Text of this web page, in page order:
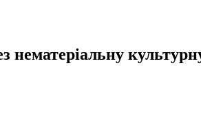
нематеріальну